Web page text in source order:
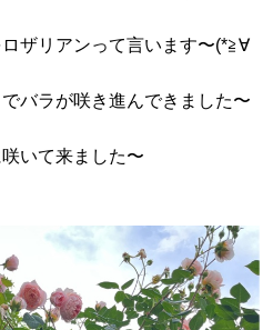
ザリアンって言います〜(*≧∀
バラが咲き進んできました〜
いて来ました〜